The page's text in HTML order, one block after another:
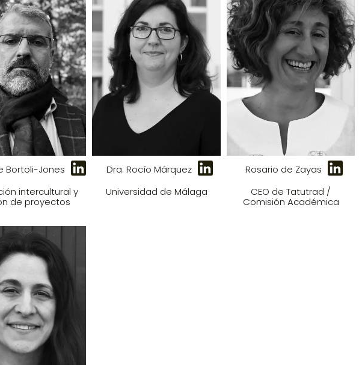
Bortoli-Jones
intercultural y
de proyectos
Dra. Rocío Márquez
Universidad de Málaga
Rosario de Zayas
CEO de Tatutrad /
Comisión Académica